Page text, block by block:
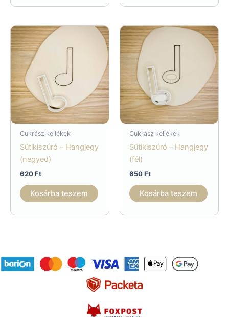
Cukrász kellékek
Sütikiszúró – Hangjegy
(negyed)
620Ft
Kosárba teszem
Cukrász kellékek
Sütikiszúró – Hangjegy
(fél)
650Ft
Kosárba teszem